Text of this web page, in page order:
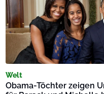
Welt
Obama-Töchter zeigen